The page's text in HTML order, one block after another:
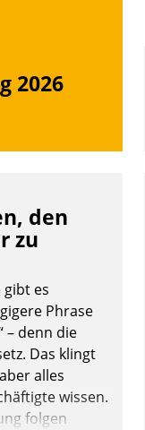
2026
den
zu
es
Phrase
– denn die
Das klingt
alles
wissen.
folgen